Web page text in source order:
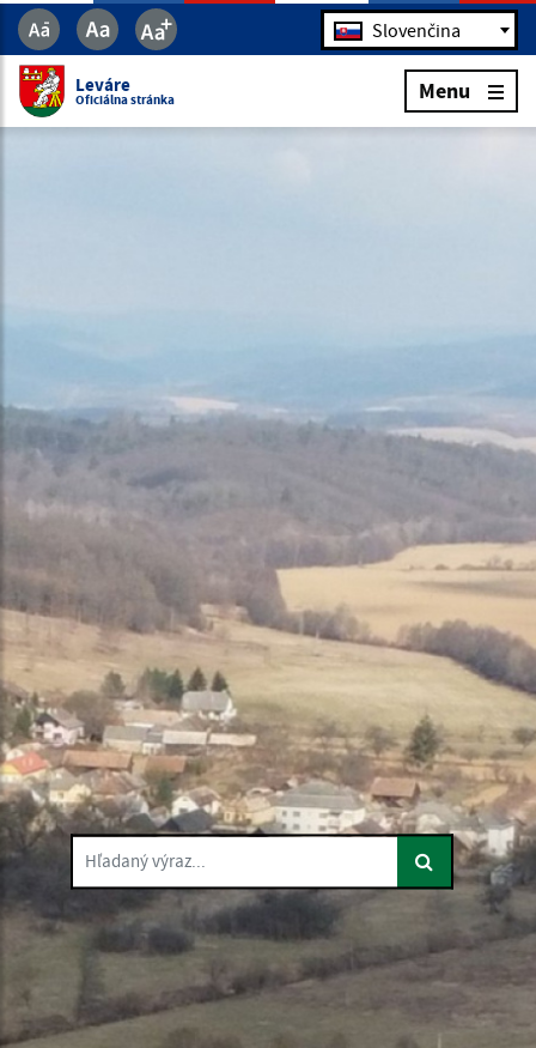
Jazyk Slovenčina
Leváre
Oficiálna stránka Menu
Hľadaný výraz...